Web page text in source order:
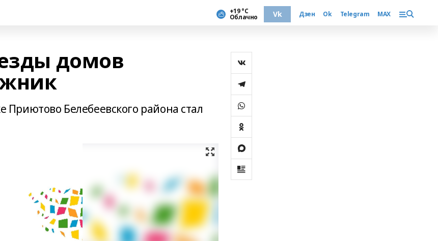
+19 °С
Облачно Vk Дзен Ok Telegram MAX
домов
Приютово Белебеевского района стал